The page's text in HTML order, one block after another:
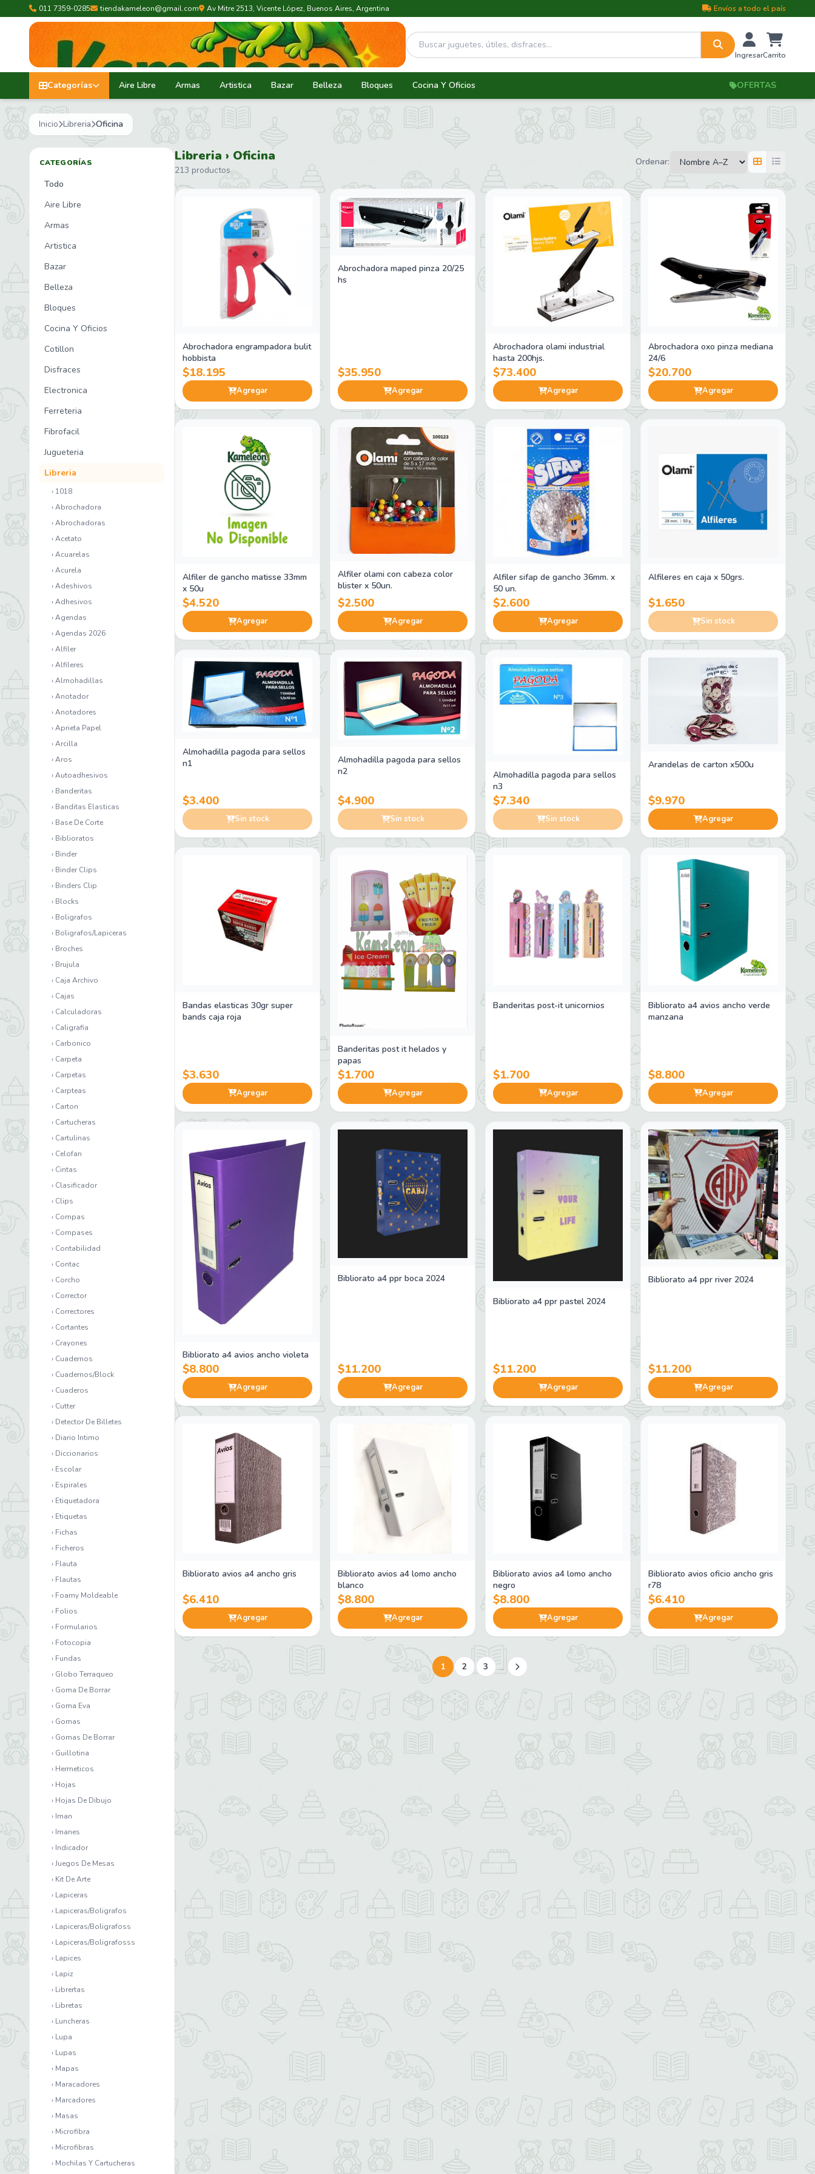
011 7359-0285 tiendakameleon@gmail.com Av Mitre 2513, Vicente López, Buenos Aires, Argentina Envíos a todo el país
IngresarCarrito
Categorías Aire Libre Armas Artistica Bazar Belleza Bloques Cocina Y Oficios OFERTAS
Inicio Libreria Oficina
CATEGORÍAS
Todo
Aire Libre
Armas
Artistica
Bazar
Belleza
Bloques
Cocina Y Oficios
Cotillon
Disfraces
Electronica
Ferreteria
Fibrofacil
Jugueteria
Libreria
› 1018
› Abrochadora
› Abrochadoras
› Acetato
› Acuarelas
› Acurela
› Adeshivos
› Adhesivos
› Agendas
› Agendas 2026
› Alfiler
› Alfileres
› Almohadillas
› Anotador
› Anotadores
› Aprieta Papel
› Arcilla
› Aros
› Autoadhesivos
› Banderitas
› Banditas Elasticas
› Base De Corte
› Biblioratos
› Binder
› Binder Clips
› Binders Clip
› Blocks
› Boligrafos
› Boligrafos/Lapiceras
› Broches
› Brujula
› Caja Archivo
› Cajas
› Calculadoras
› Caligrafia
› Carbonico
› Carpeta
› Carpetas
› Carpteas
› Carton
› Cartucheras
› Cartulinas
› Celofan
› Cintas
› Clasificador
› Clips
› Compas
› Compases
› Contabilidad
› Contac
› Corcho
› Corrector
› Correctores
› Cortantes
› Crayones
› Cuadernos
› Cuadernos/Block
› Cuaderos
› Cutter
› Detector De Billetes
› Diario Intimo
› Diccionarios
› Escolar
› Espirales
› Etiquetadora
› Etiquetas
› Fichas
› Ficheros
› Flauta
› Flautas
› Foamy Moldeable
› Folios
› Formularios
› Fotocopia
› Fundas
› Globo Terraqueo
› Goma De Borrar
› Goma Eva
› Gomas
› Gomas De Borrar
› Guillotina
› Hermeticos
› Hojas
› Hojas De Dibujo
› Iman
› Imanes
› Indicador
› Juegos De Mesas
› Kit De Arte
› Lapiceras
› Lapiceras/Boligrafos
› Lapiceras/Boligrafoss
› Lapiceras/Boligrafosss
› Lapices
› Lapiz
› Librertas
› Libretas
› Luncheras
› Lupa
› Lupas
› Mapas
› Maracadores
› Marcadores
› Masas
› Microfibra
› Microfibras
› Mochilas Y Cartucheras
Libreria › Oficina
213 productos
Ordenar:
Abrochadora engrampadora bulit
hobbista
$18.195
Agregar
Abrochadora maped pinza 20/25
hs
$35.950
Agregar
Abrochadora olami industrial
hasta 200hjs.
$73.400
Agregar
Abrochadora oxo pinza mediana
24/6
$20.700
Agregar
Alfiler de gancho matisse 33mm
x 50u
$4.520
Agregar
Alfiler olami con cabeza color
blister x 50un.
$2.500
Agregar
Alfiler sifap de gancho 36mm. x
50 un.
$2.600
Agregar
Alfileres en caja x 50grs.
$1.650
Sin stock
Almohadilla pagoda para sellos
n1
$3.400
Sin stock
Almohadilla pagoda para sellos
n2
$4.900
Sin stock
Almohadilla pagoda para sellos
n3
$7.340
Sin stock
Arandelas de carton x500u
$9.970
Agregar
Bandas elasticas 30gr super
bands caja roja
$3.630
Agregar
Banderitas post it helados y
papas
$1.700
Agregar
Banderitas post-it unicornios
$1.700
Agregar
Bibliorato a4 avios ancho verde
manzana
$8.800
Agregar
Bibliorato a4 avios ancho violeta
$8.800
Agregar
Bibliorato a4 ppr boca 2024
$11.200
Agregar
Bibliorato a4 ppr pastel 2024
$11.200
Agregar
Bibliorato a4 ppr river 2024
$11.200
Agregar
Bibliorato avios a4 ancho gris
$6.410
Agregar
Bibliorato avios a4 lomo ancho
blanco
$8.800
Agregar
Bibliorato avios a4 lomo ancho
negro
$8.800
Agregar
Bibliorato avios oficio ancho gris
r78
$6.410
Agregar
1 2 3 ...